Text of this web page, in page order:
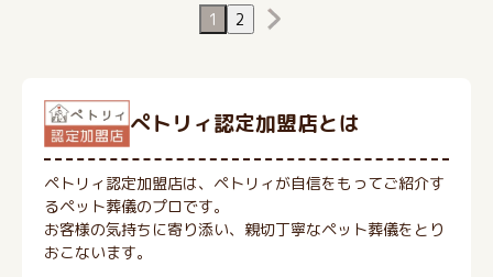
1 2
ぺトリィ認定加盟店とは
ペトリィ認定加盟店は、ペトリィが自信をもってご紹介す
るペット葬儀のプロです。
お客様の気持ちに寄り添い、親切丁寧なペット葬儀をとり
おこないます。